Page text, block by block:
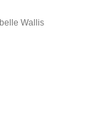
Wallis